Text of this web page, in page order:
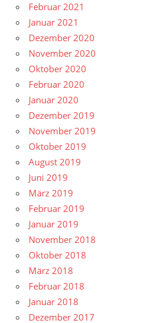
Februar 2021
Januar 2021
Dezember 2020
November 2020
Oktober 2020
Februar 2020
Januar 2020
Dezember 2019
November 2019
Oktober 2019
August 2019
Juni 2019
März 2019
Februar 2019
Januar 2019
November 2018
Oktober 2018
März 2018
Februar 2018
Januar 2018
Dezember 2017